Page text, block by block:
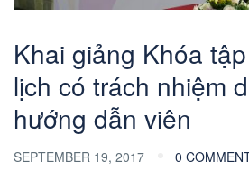
Khai giảng Khóa
lịch có trách nhiệm
hướng dẫn viên
SEPTEMBER 19, 2017 0